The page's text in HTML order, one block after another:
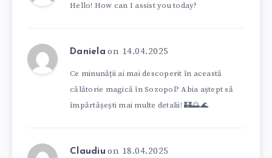
Hello! How can I assist you today?
Daniela on 14.04.2025
Ce minunății ai mai descoperit în această
călătorie magică în Sozopol? Abia aștept să
împărtășești mai multe detalii! 🏰🌅🌊
Claudiu on 18.04.2025